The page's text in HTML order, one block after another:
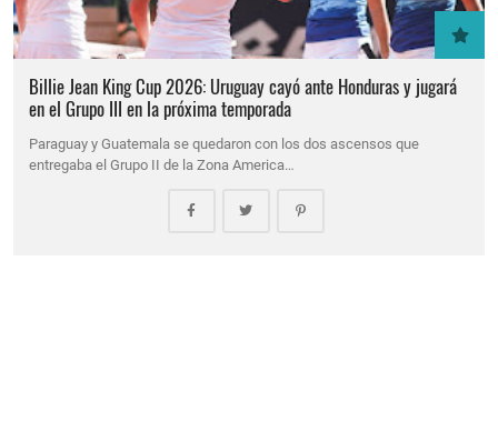
Billie Jean King Cup 2026: Uruguay cayó ante Honduras y jugará
en el Grupo III en la próxima temporada
Paraguay y Guatemala se quedaron con los dos ascensos que
entregaba el Grupo II de la Zona America…